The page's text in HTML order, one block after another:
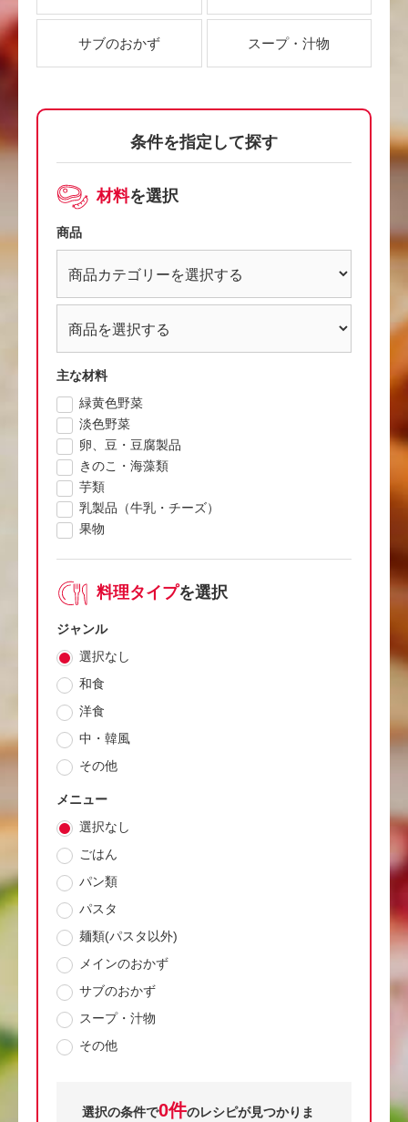
サブのおかず スープ・汁物
条件を指定して探す
材料を選択
商品
主な材料
緑黄色野菜
淡色野菜
卵、豆・豆腐製品
きのこ・海藻類
芋類
乳製品（牛乳・チーズ）
果物
料理タイプを選択
ジャンル
選択なし
和食
洋食
中・韓風
その他
メニュー
選択なし
ごはん
パン類
パスタ
麺類(パスタ以外)
メインのおかず
サブのおかず
スープ・汁物
その他
選択の条件で0件のレシピが見つかりま